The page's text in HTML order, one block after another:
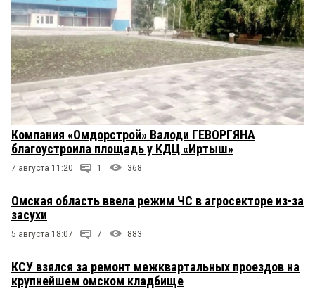
Компания «Омдорстрой» Валоди ГЕВОРГЯНА
благоустроила площадь у КДЦ «Иртыш»
7 августа 11:20 1 368
Омская область ввела режим ЧС в агросекторе из-за
засухи
5 августа 18:07 7 883
КСУ взялся за ремонт межквартальных проездов на
крупнейшем омском кладбище